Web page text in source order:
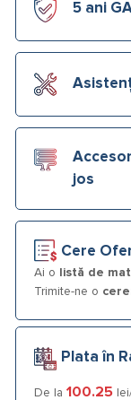
5 ani
jos
Cere
Ai o listă de
Trimite-ne o
Plata în
De la 100.25